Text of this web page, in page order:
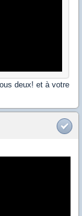
deux! et à votre